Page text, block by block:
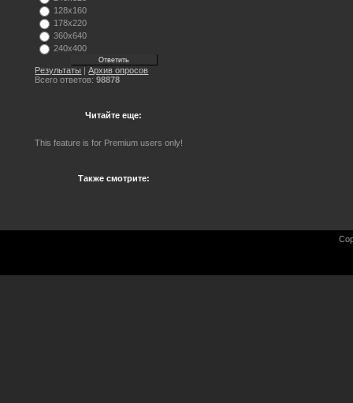
128x160
178x220
360x640
240x400
Результаты |Архив опросов
Всего ответов:98878
Читайте еще:
This feature is for Premium users only!
Также смотрите: